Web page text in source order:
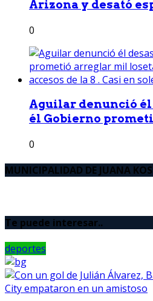
Arizona y desató
0
Aguilar denunció él
él Gobierno
0
MUNICIPALIDAD DE JUANA
Te puede interesar..
deportes